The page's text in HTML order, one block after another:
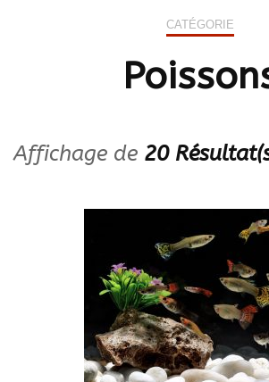
CATÉGORIE
Affichage de 20